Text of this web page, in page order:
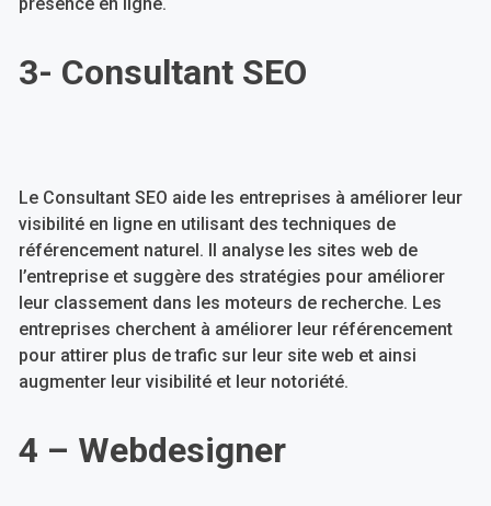
3- Consultant SEO
Le Consultant SEO aide les entreprises à améliorer leur
visibilité en ligne en utilisant des techniques de
référencement naturel. Il analyse les sites web de
l’entreprise et suggère des stratégies pour améliorer
leur classement dans les moteurs de recherche. Les
entreprises cherchent à améliorer leur référencement
pour attirer plus de trafic sur leur site web et ainsi
augmenter leur visibilité et leur notoriété.
4 – Webdesigner